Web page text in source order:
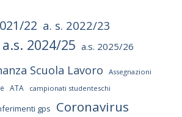
22 a. s. 2022/23
a.s. 2024/25 a.s. 2025/26
Scuola Lavoro Assegnazioni
ATA campionati studenteschi
gps Coronavirus